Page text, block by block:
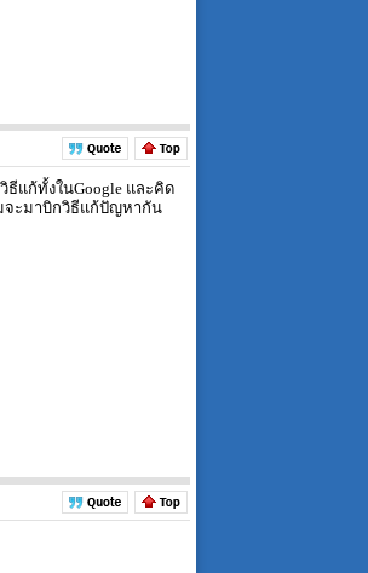
ธีแก้ทั้งในGoogle และคิด
จะมาบิกวิธีแก้ปัญหากัน